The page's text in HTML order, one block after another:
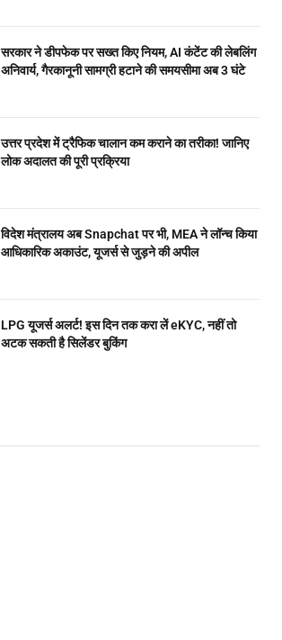
सरकार ने डीपफेक पर सख्त किए नियम, AI कंटेंट की लेबलिंग
अनिवार्य, गैरकानूनी सामग्री हटाने की समयसीमा अब 3 घंटे
उत्तर प्रदेश में ट्रैफिक चालान कम कराने का तरीका! जानिए
लोक अदालत की पूरी प्रक्रिया
विदेश मंत्रालय अब Snapchat पर भी, MEA ने लॉन्च किया
आधिकारिक अकाउंट, यूजर्स से जुड़ने की अपील
LPG यूजर्स अलर्ट! इस दिन तक करा लें eKYC, नहीं तो
अटक सकती है सिलेंडर बुकिंग